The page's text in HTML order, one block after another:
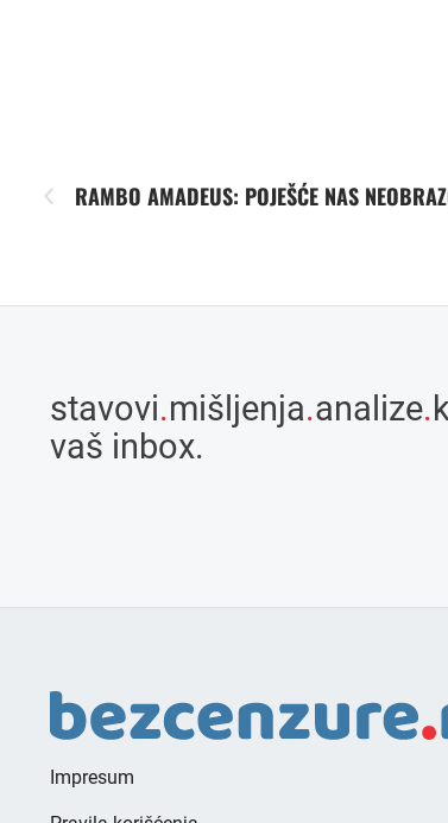
RAMBO AMADEUS: POJEŠĆE NAS
stavovi.mišljenja.analize.
vaš inbox.
Impresum